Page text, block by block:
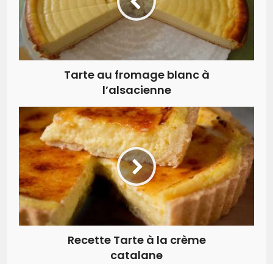
Tarte au fromage blanc à
l’alsacienne
Recette Tarte à la crème
catalane